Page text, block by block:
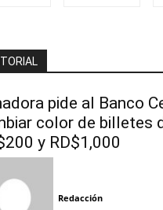
pide al Banco
color de billetes
y RD$1,000
Redacción